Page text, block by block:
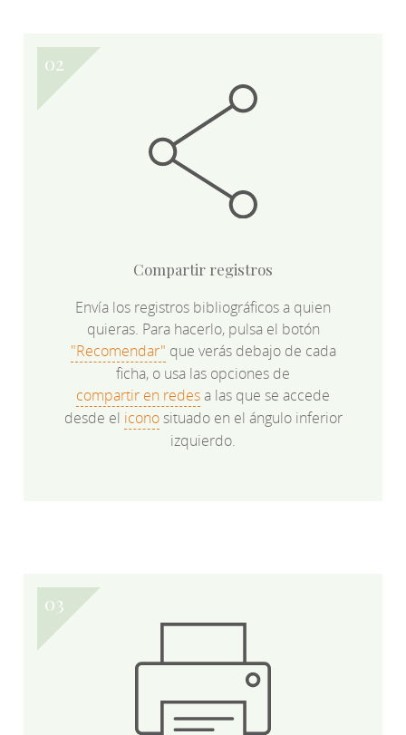
Compartir registros
Envía los registros bibliográficos a quien
quieras. Para hacerlo, pulsa el botón
"Recomendar" que verás debajo de cada
ficha, o usa las opciones de
compartir en redesa las que se accede
desde el iconosituado en el ángulo inferior
izquierdo.